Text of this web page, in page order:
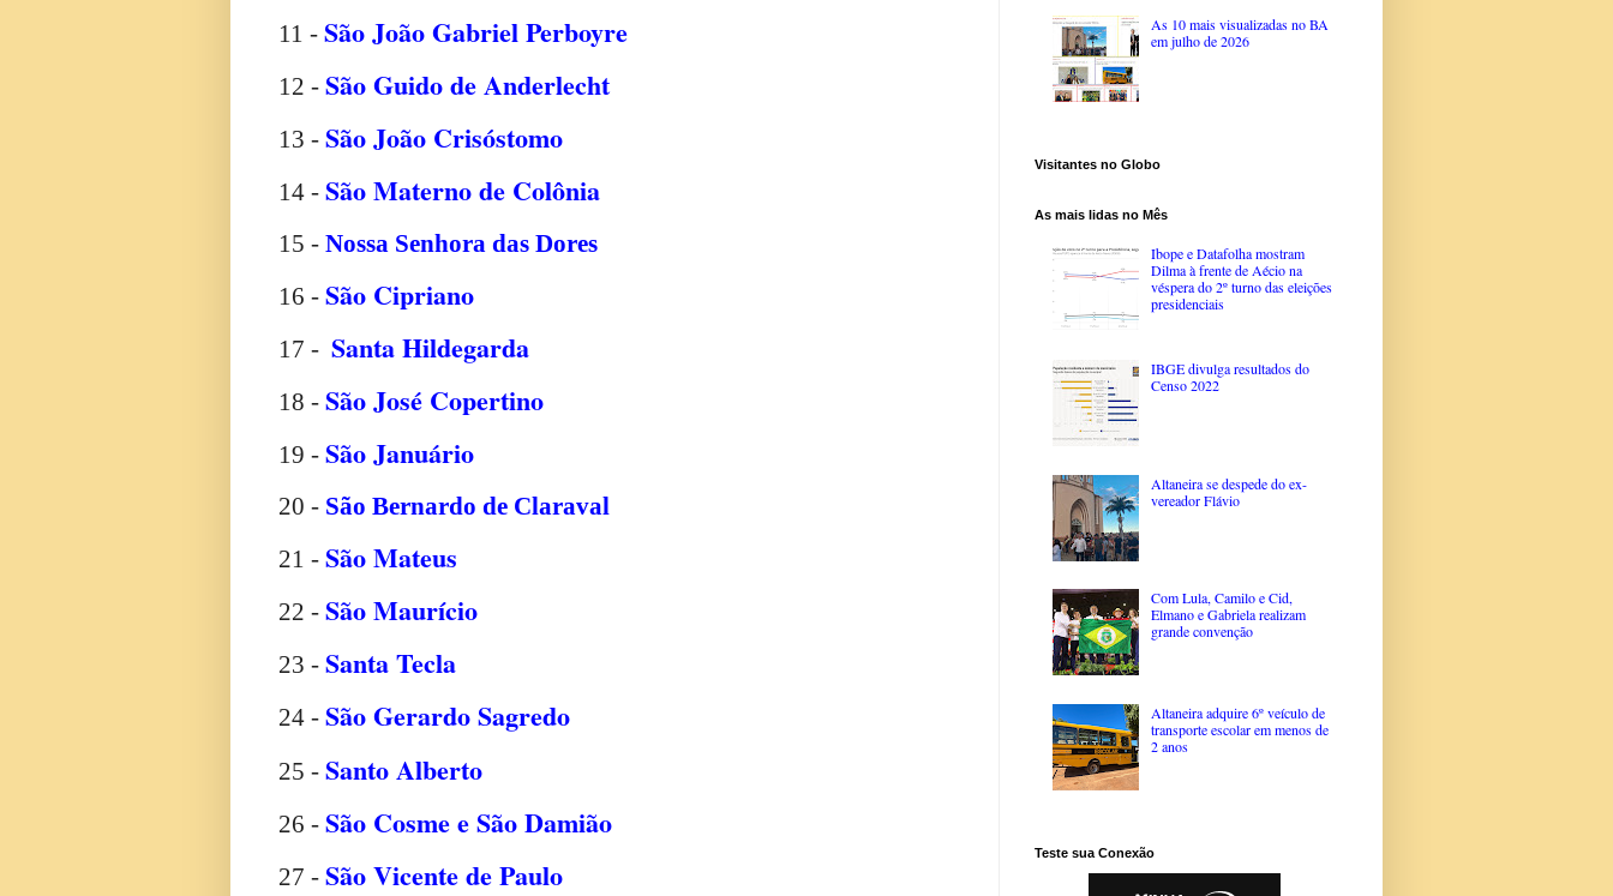
11 - São João Gabriel Perboyre
12 - São Guido de Anderlecht
13 - São João Crisóstomo
14 - São Materno de Colônia
15 - Nossa Senhora das Dores
16 - São Cipriano
17 - Santa Hildegarda
18 - São José Copertino
19 - São Januário
20 - São Bernardo de Claraval
21 - São Mateus
22 - São Maurício
23 - Santa Tecla
24 - São Gerardo Sagredo
25 - Santo Alberto
26 - São Cosme e São Damião
27 - São Vicente de Paulo
As 10 mais visualizadas no BA
em julho de 2026
Visitantes no Globo
As mais lidas no Mês
Ibope e Datafolha mostram
Dilma à frente de Aécio na
véspera do 2º turno das eleições
presidenciais
IBGE divulga resultados do
Censo 2022
Altaneira se despede do ex-
vereador Flávio
Com Lula, Camilo e Cid,
Elmano e Gabriela realizam
grande convenção
Altaneira adquire 6º veículo de
transporte escolar em menos de
2 anos
Teste sua Conexão